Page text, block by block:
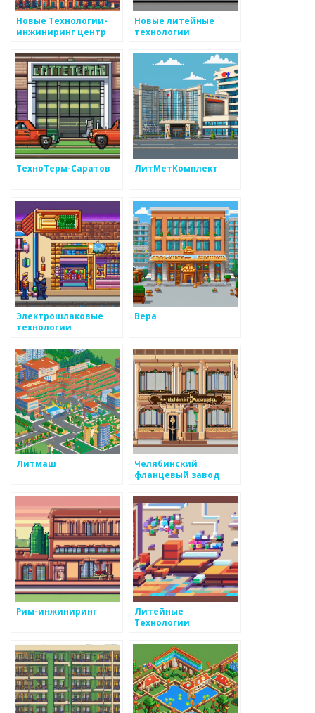
Новые Технологии-
инжиниринг центр
Новые литейные
технологии
ТехноТерм-Саратов ЛитМетКомплект
Электрошлаковые
технологии
Вера
Литмаш
Челябинский
фланцевый завод
Рим-инжиниринг
Литейные
Технологии